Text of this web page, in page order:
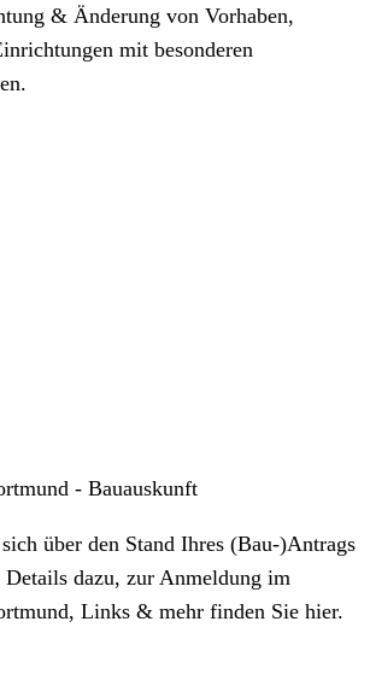
& Änderung von Vorhaben,
mit besonderen
- Bauauskunft
über den Stand Ihres (Bau-)Antrags
dazu, zur Anmeldung im
Links & mehr finden Sie hier.